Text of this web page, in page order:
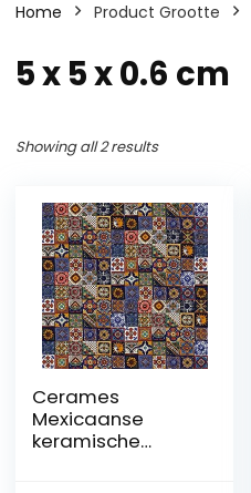
Home Product Grootte
‎5 x 5 x 0.6 cm
Showing all 2 results
Cerames
Mexicaanse
keramische